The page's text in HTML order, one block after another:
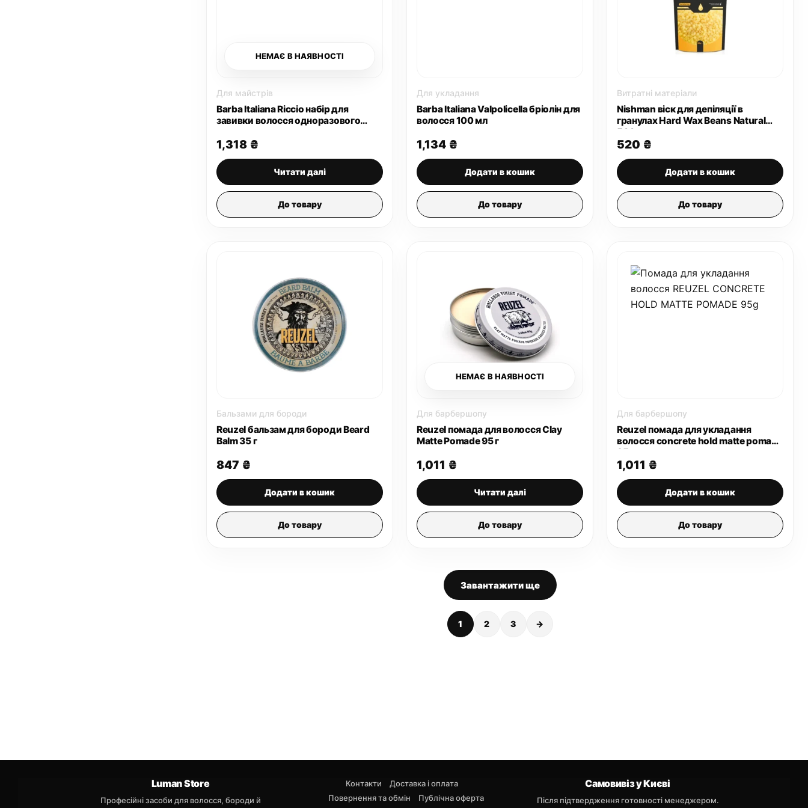
НЕМАЄ В НАЯВНОСТІ
Для майстрів
Barba Italiana Riccio набір для
завивки волосся одноразового
1,318 ₴
Читати далі
До товару
Для укладання
Barba Italiana Valpolicella бріолін для
волосся 100 мл
1,134 ₴
Додати в кошик
До товару
Витратні матеріали
Nishman віск для депіляції в
гранулах Hard Wax Beans Natural
500 г
520 ₴
Додати в кошик
До товару
Бальзами для бороди
Reuzel бальзам для бороди Beard
Balm 35 г
847 ₴
Додати в кошик
До товару
НЕМАЄ В НАЯВНОСТІ
Для барбершопу
Reuzel помада для волосся Clay
Matte Pomade 95 г
1,011 ₴
Читати далі
До товару
Для барбершопу
Reuzel помада для укладання
волосся concrete hold matte pomade
95 г
1,011 ₴
Додати в кошик
До товару
Завантажити ще
1 2 3 →
Luman Store
Професійні засоби для волосся, бороди й
Контакти
Доставка і оплата
Повернення та обмін
Публічна оферта
Самовивіз у Києві
Після підтвердження готовності менеджером.